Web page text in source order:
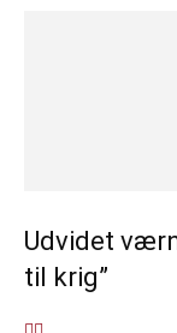
Udvidet
til krig”